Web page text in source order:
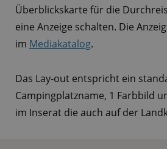
Überblickskarte für die
eine Anzeige schalten. Die
im Mediakatalog.
Das Lay-out entspricht ein
Campingplatzname, 1 Farbbild
im Inserat die auch auf der